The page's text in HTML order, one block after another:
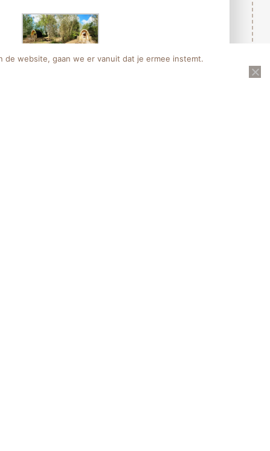
website, gaan we er vanuit dat je ermee instemt.